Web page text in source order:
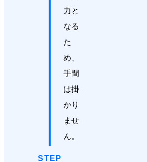
力と
なる
た
め、
手間
は掛
かり
ませ
ん。
STEP